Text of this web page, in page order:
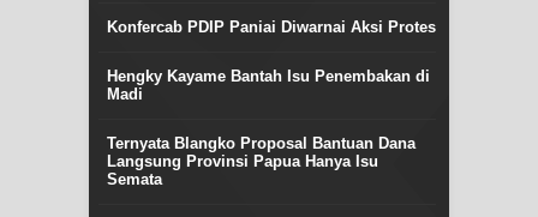
Konfercab PDIP Paniai Diwarnai Aksi Protes
Hengky Kayame Bantah Isu Penembakan di
Madi
Ternyata Blangko Proposal Bantuan Dana
Langsung Provinsi Papua Hanya Isu
Semata